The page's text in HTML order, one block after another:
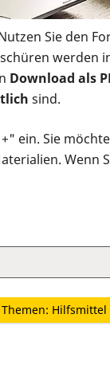
Sie den
werden
Download als
sind.
ein. Sie
Wenn
Themen: Hilfsmittel